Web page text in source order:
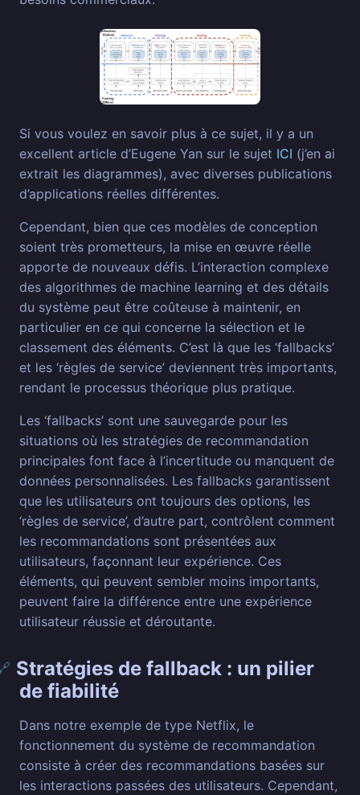
Si vous voulez en savoir plus à ce sujet, il y a un
excellent article d’Eugene Yan sur le sujet ICI (j’en ai
extrait les diagrammes), avec diverses publications
d’applications réelles différentes.
Cependant, bien que ces modèles de conception
soient très prometteurs, la mise en œuvre réelle
apporte de nouveaux défis. L’interaction complexe
des algorithmes de machine learning et des détails
du système peut être coûteuse à maintenir, en
particulier en ce qui concerne la sélection et le
classement des éléments. C’est là que les ‘fallbacks’
et les ‘règles de service’ deviennent très importants,
rendant le processus théorique plus pratique.
Les ‘fallbacks’ sont une sauvegarde pour les
situations où les stratégies de recommandation
principales font face à l’incertitude ou manquent de
données personnalisées. Les fallbacks garantissent
que les utilisateurs ont toujours des options, les
‘règles de service’, d’autre part, contrôlent comment
les recommandations sont présentées aux
utilisateurs, façonnant leur expérience. Ces
éléments, qui peuvent sembler moins importants,
peuvent faire la différence entre une expérience
utilisateur réussie et déroutante.
Stratégies de fallback : un pilier
de fiabilité
Dans notre exemple de type Netflix, le
fonctionnement du système de recommandation
consiste à créer des recommandations basées sur
les interactions passées des utilisateurs. Cependant,